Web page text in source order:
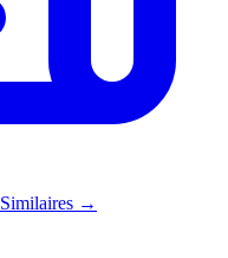
Similaires →